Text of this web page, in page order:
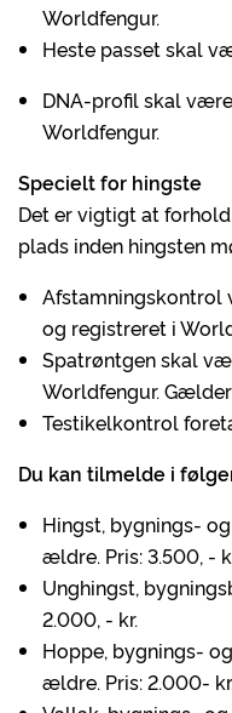
Worldfengur.
Heste passet skal
DNA-profil skal
Worldfengur.
Specielt for hingste
Det er vigtigt at
plads inden hingsten
og registreret i
Spatrøntgen skal
Worldfengur.
Testikelkontrol
Du kan tilmelde i
Hingst, bygnings-
ældre. Pris: 3.500, -
Unghingst,
2.000, - kr.
Hoppe, bygnings-
ældre. Pris: 2.000- kr.